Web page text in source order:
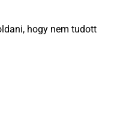
hogy nem tudott